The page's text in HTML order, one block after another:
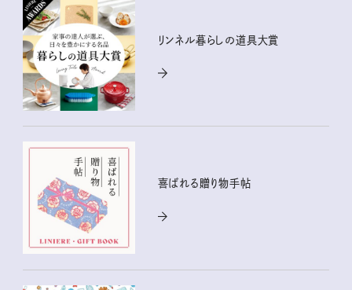
リンネル暮らしの道具大賞
喜ばれる贈り物手帖